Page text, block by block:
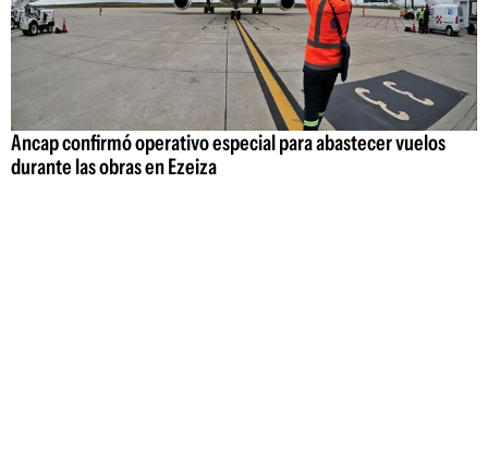
Ancap confirmó operativo especial para abastecer vuelos
durante las obras en Ezeiza